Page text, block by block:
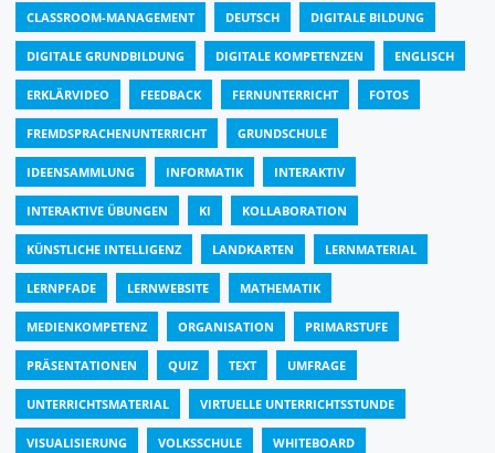
CLASSROOM-MANAGEMENT DEUTSCH DIGITALE BILDUNG
DIGITALE GRUNDBILDUNG DIGITALE KOMPETENZEN ENGLISCH
ERKLÄRVIDEO FEEDBACK FERNUNTERRICHT FOTOS
FREMDSPRACHENUNTERRICHT GRUNDSCHULE
IDEENSAMMLUNG INFORMATIK INTERAKTIV
INTERAKTIVE ÜBUNGEN KI KOLLABORATION
KÜNSTLICHE INTELLIGENZ LANDKARTEN LERNMATERIAL
LERNPFADE LERNWEBSITE MATHEMATIK
MEDIENKOMPETENZ ORGANISATION PRIMARSTUFE
PRÄSENTATIONEN QUIZ TEXT UMFRAGE
UNTERRICHTSMATERIAL VIRTUELLE UNTERRICHTSSTUNDE
VISUALISIERUNG VOLKSSCHULE WHITEBOARD